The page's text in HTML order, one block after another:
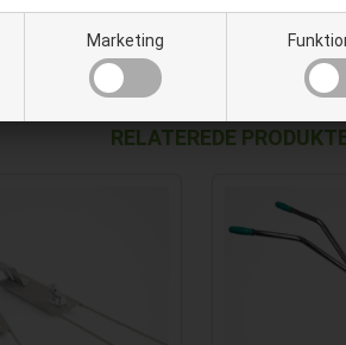
Marketing
Moppe:
bomuld
RELATEREDE